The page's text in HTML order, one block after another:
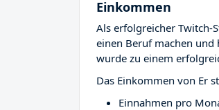
Einkommen
Als erfolgreicher Twitch-
einen Beruf machen und
wurde zu einem
Das Einkommen von Er
Einnahmen pro